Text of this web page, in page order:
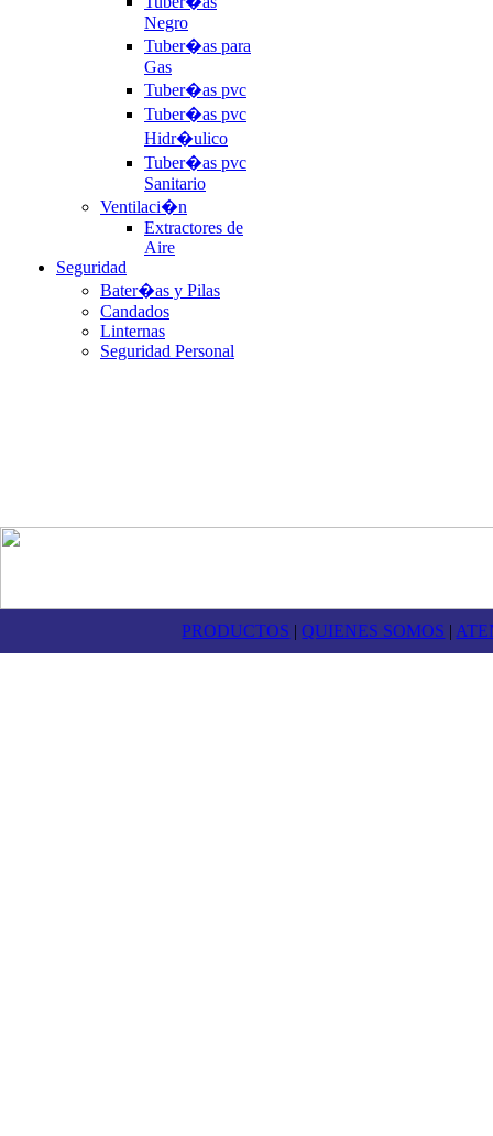
Negro
Tuber�as para
Gas
Tuber�as pvc
Tuber�as pvc
Hidr�ulico
Tuber�as pvc
Sanitario
Ventilaci�n
Extractores de
Aire
Seguridad
Bater�as y Pilas
Candados
Linternas
Seguridad Personal
PRODUCTOS |QUIENES SOMOS |